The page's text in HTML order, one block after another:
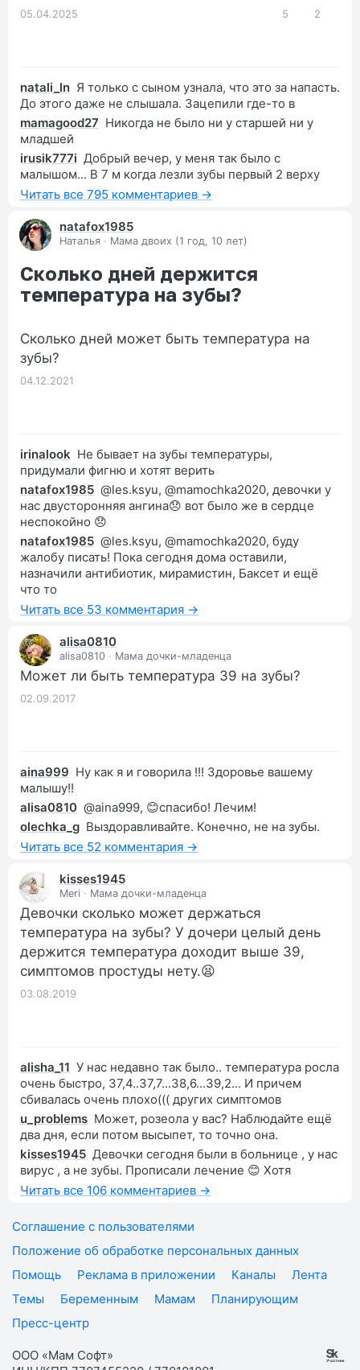
05.04.2025 5 2
natali_ln Я только с сыном узнала, что это за напасть.
До этого даже не слышала. Зацепили где-то в
mamagood27 Никогда не было ни у старшей ни у
младшей
irusik777i Добрый вечер, у меня так было с
малышом... В 7 м когда лезли зубы первый 2 верху
Читать все 795 комментариев →
natafox1985
Наталья · Мама двоих (1 год, 10 лет)
Сколько дней держится
температура на зубы?
Сколько дней может быть температура на
зубы?
04.12.2021
irinalook Не бывает на зубы температуры,
придумали фигню и хотят верить
natafox1985 @les.ksyu, @mamochka2020, девочки у
нас двусторонняя ангина😞 вот было же в сердце
неспокойно 😞
natafox1985 @les.ksyu, @mamochka2020, буду
жалобу писать! Пока сегодня дома оставили,
назначили антибиотик, мирамистин, Баксет и ещё
что то
Читать все 53 комментария →
alisa0810
alisa0810 · Мама дочки-младенца
Может ли быть температура 39 на зубы?
02.09.2017
aina999 Ну как я и говорила !!! Здоровье вашему
малышу!!
alisa0810 @aina999, 😊спасибо! Лечим!
olechka_g Выздоравливайте. Конечно, не на зубы.
Читать все 52 комментария →
kisses1945
Meri · Мама дочки-младенца
Девочки сколько может держаться
температура на зубы? У дочери целый день
держится температура доходит выше 39,
симптомов простуды нету.😫
03.08.2019
alisha_11 У нас недавно так было.. температура росла
очень быстро, 37,4..37,7...38,6...39,2... И причем
сбивалась очень плохо((( других симптомов
u_problems Может, розеола у вас? Наблюдайте ещё
два дня, если потом высыпет, то точно она.
kisses1945 Девочки сегодня были в больнице , у нас
вирус , а не зубы. Прописали лечение 😊 Хотя
Читать все 106 комментариев →
Соглашение с пользователями
Положение об обработке персональных данных
Помощь
Реклама в приложении Каналы
Лента
Темы
Беременным Мамам
Планирующим
Пресс-центр
ООО «Мам Софт»